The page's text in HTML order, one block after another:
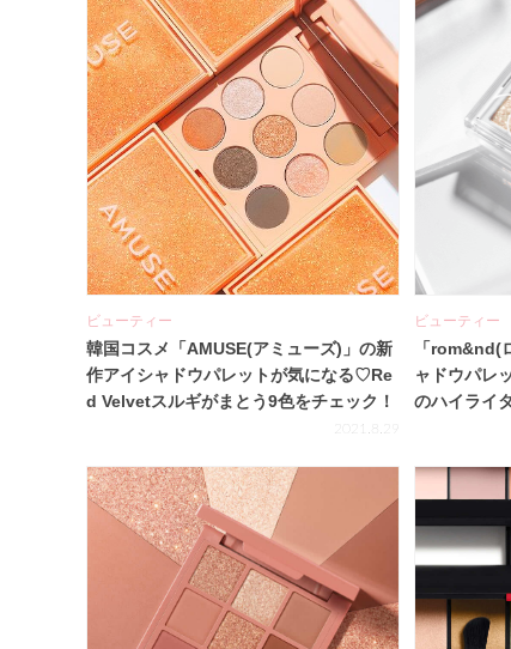
ビューティー
韓国コスメ「AMUSE(アミューズ)」の新
作アイシャドウパレットが気になる♡Re
d Velvetスルギがまとう9色をチェック！
2021.8.29
ビューティー
「rom&nd(
ャドウパレ
のハイライ